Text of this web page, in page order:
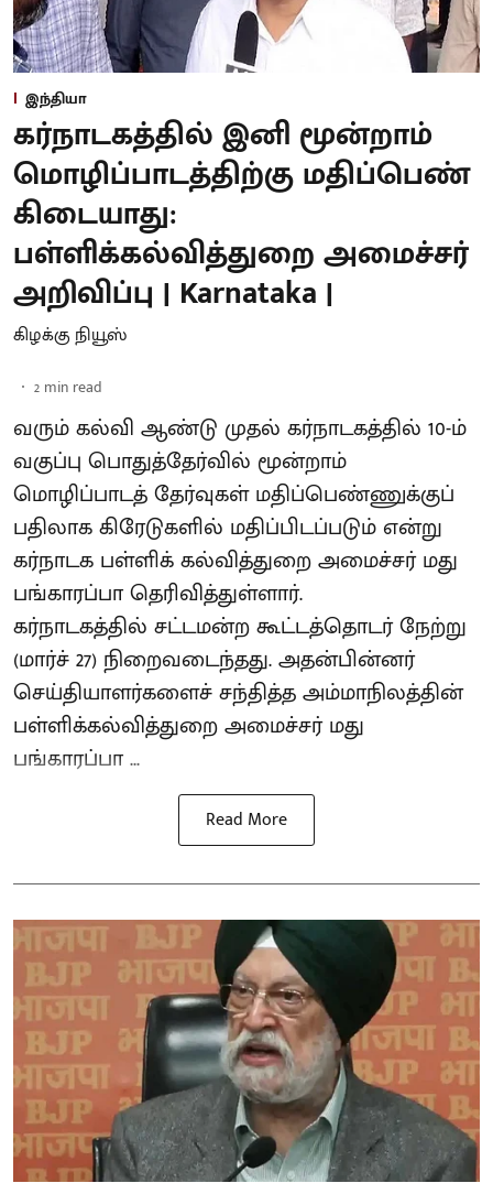
இந்தியா
கர்நாடகத்தில் இனி மூன்றாம்
மொழிப்பாடத்திற்கு மதிப்பெண்
கிடையாது:
பள்ளிக்கல்வித்துறை அமைச்சர்
அறிவிப்பு | Karnataka |
கிழக்கு நியூஸ்
2 min read
வரும் கல்வி ஆண்டு முதல் கர்நாடகத்தில் 10-ம்
வகுப்பு பொதுத்தேர்வில் மூன்றாம்
மொழிப்பாடத் தேர்வுகள் மதிப்பெண்ணுக்குப்
பதிலாக கிரேடுகளில் மதிப்பிடப்படும் என்று
கர்நாடக பள்ளிக் கல்வித்துறை அமைச்சர் மது
பங்காரப்பா தெரிவித்துள்ளார்.
கர்நாடகத்தில் சட்டமன்ற கூட்டத்தொடர் நேற்று
(மார்ச் 27) நிறைவடைந்தது. அதன்பின்னர்
செய்தியாளர்களைச் சந்தித்த அம்மாநிலத்தின்
பள்ளிக்கல்வித்துறை அமைச்சர் மது
பங்காரப்பா ...
Read More